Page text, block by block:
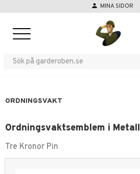
person MINA SIDOR
ORDNINGSVAKT
Ordningsvaktsemblem i Metall
Tre Kronor Pin